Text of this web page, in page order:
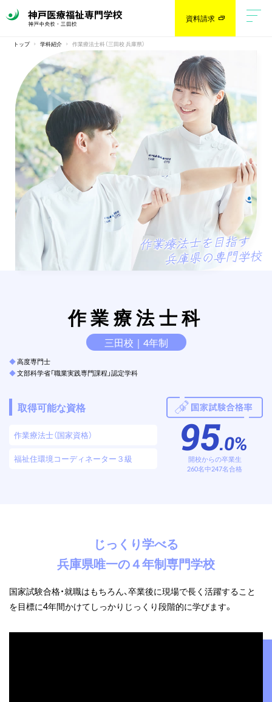
資料請求
トップ 学科紹介 作業療法士科（三田校 兵庫県）
作業療法士を目指す
兵庫県の専門学校
作業療法士科
三田校｜4年制
◆高度専門士
◆文部科学省「職業実践専門課程」認定学科
取得可能な資格
作業療法士（国家資格）
福祉住環境コーディネーター３級 95.0%
開校からの卒業生
260名中247名合格
じっくり学べる
兵庫県唯一の４年制専門学校
国家試験合格・就職はもちろん、卒業後に現場で長く活躍すること
を目標に4年間かけてしっかりじっくり段階的に学びます。